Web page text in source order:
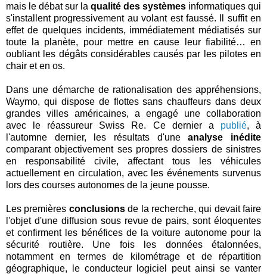
mais le débat sur la qualité des systèmes informatiques qui
s'installent progressivement au volant est faussé. Il suffit en
effet de quelques incidents, immédiatement médiatisés sur
toute la planète, pour mettre en cause leur fiabilité… en
oubliant les dégâts considérables causés par les pilotes en
chair et en os.
Dans une démarche de rationalisation des appréhensions,
Waymo, qui dispose de flottes sans chauffeurs dans deux
grandes villes américaines, a engagé une collaboration
avec le réassureur Swiss Re. Ce dernier a publié, à
l'automne dernier, les résultats d'uneanalyse inédite
comparant objectivement ses propres dossiers de sinistres
en responsabilité civile, affectant tous les véhicules
actuellement en circulation, avec les événements survenus
lors des courses autonomes de la jeune pousse.
Les premières conclusionsde la recherche, qui devait faire
l'objet d'une diffusion sous revue de pairs, sont éloquentes
et confirment les bénéfices de la voiture autonome pour la
sécurité routière. Une fois les données étalonnées,
notamment en termes de kilométrage et de répartition
géographique, le conducteur logiciel peut ainsi se vanter